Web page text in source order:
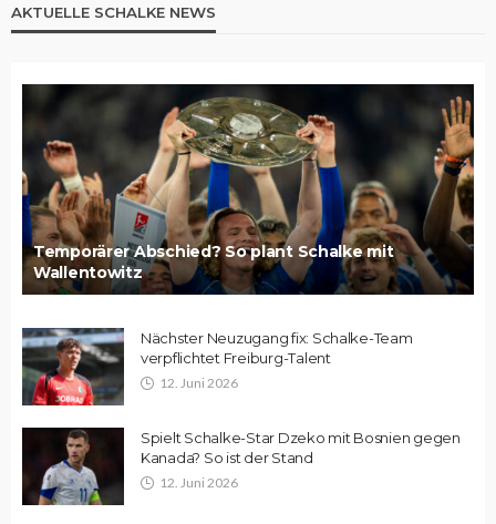
AKTUELLE SCHALKE NEWS
Temporärer Abschied? So plant Schalke mit
Wallentowitz
Nächster Neuzugang fix: Schalke-Team
verpflichtet Freiburg-Talent
12. Juni 2026
Spielt Schalke-Star Dzeko mit Bosnien gegen
Kanada? So ist der Stand
12. Juni 2026